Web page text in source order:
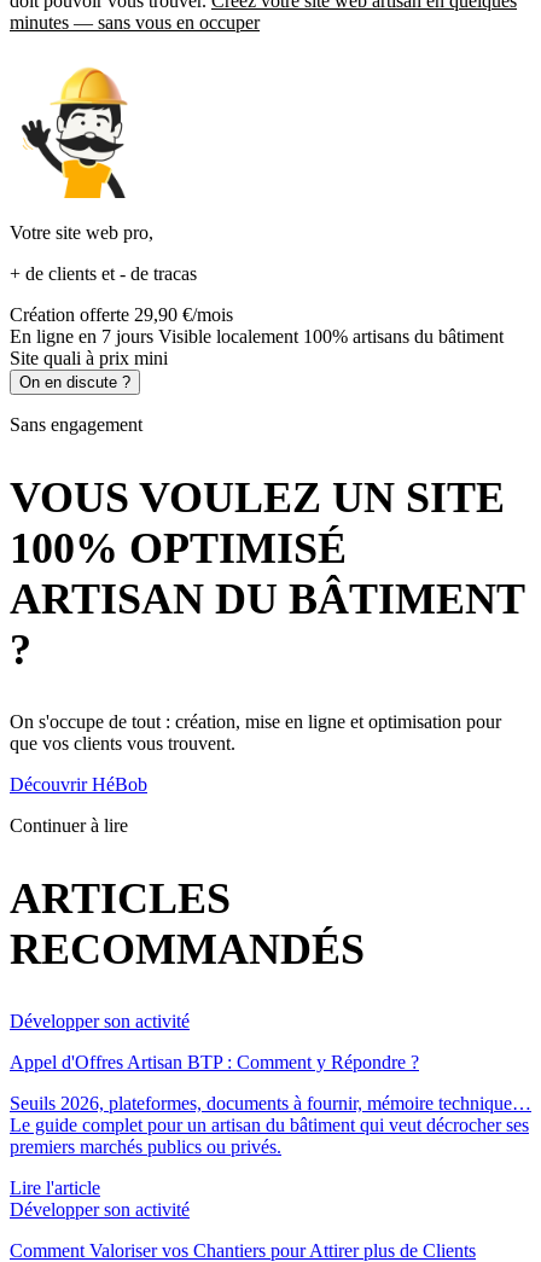
minutes — sans vous en occuper
Votre site web pro,
+ de clients et - de tracas
Création offerte 29,90 €/mois
En ligne en 7 jours Visible localement 100% artisans du bâtiment
Site quali à prix mini
On en discute ?
Sans engagement
VOUS VOULEZ UN SITE
100% OPTIMISÉ
ARTISAN DU BÂTIMENT
?
On s'occupe de tout : création, mise en ligne et optimisation pour
que vos clients vous trouvent.
Découvrir HéBob
Continuer à lire
ARTICLES
RECOMMANDÉS
Développer son activité
Appel d'Offres Artisan BTP : Comment y Répondre ?
Seuils 2026, plateformes, documents à fournir, mémoire technique…
Le guide complet pour un artisan du bâtiment qui veut décrocher ses
premiers marchés publics ou privés.
Lire l'article
Développer son activité
Comment Valoriser vos Chantiers pour Attirer plus de Clients